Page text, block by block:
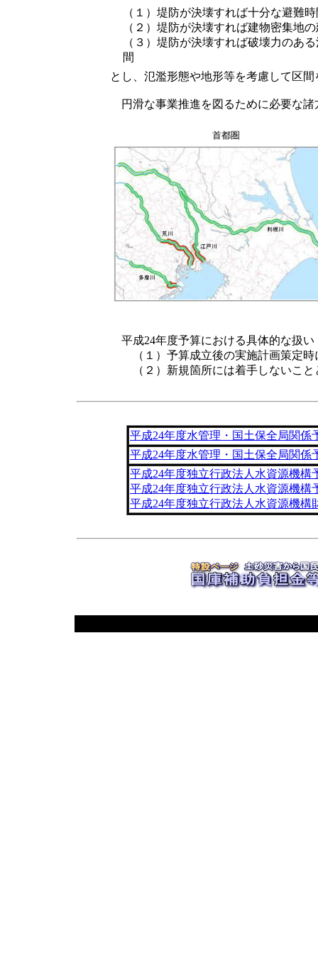
（１）堤防が決壊すれば十分な避難
（２）堤防が決壊すれば建物密集地
（３）堤防が決壊すれば破壊力のあ
間
とし、氾濫形態や地形等を考慮して区間
円滑な事業推進を図るために必要な諸
首都圏
平成24年度予算における具体的な扱い
（１）予算成立後の実施計画策定時
（２）新規箇所には着手しないこと
平成24年度水管理・国土保全局関係
平成24年度水管理・国土保全局関
平成24年度独立行政法人水資源機構
平成24年度独立行政法人水資源機構
平成24年度独立行政法人水資源機構